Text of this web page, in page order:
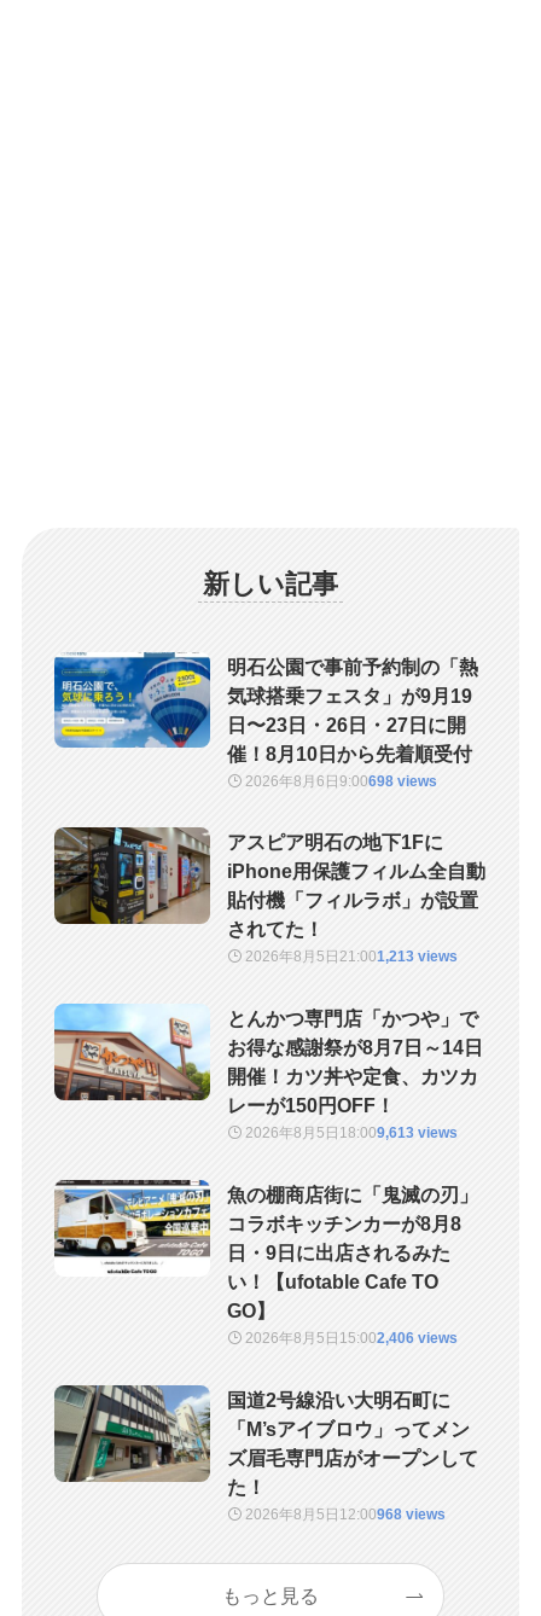
新しい記事
明石公園で事前予約制の「熱
気球搭乗フェスタ」が9月19
日〜23日・26日・27日に開
催！8月10日から先着順受付
2026年8月6日9:00698 views
アスピア明石の地下1Fに
iPhone用保護フィルム全自動
貼付機「フィルラボ」が設置
されてた！
2026年8月5日21:001,213 views
とんかつ専門店「かつや」で
お得な感謝祭が8月7日～14日
開催！カツ丼や定食、カツカ
レーが150円OFF！
2026年8月5日 18:009,613 views
魚の棚商店街に「鬼滅の刃」
コラボキッチンカーが8月8
日・9日に出店されるみた
い！【ufotable Cafe TO
GO】
2026年8月5日 15:002,406 views
国道2号線沿い大明石町に
「M’sアイブロウ」ってメン
ズ眉毛専門店がオープンして
た！
2026年8月5日 12:00968 views
もっと見る